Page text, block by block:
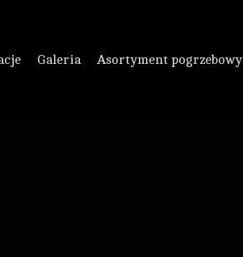
Galeria Asortyment pogrzebowy